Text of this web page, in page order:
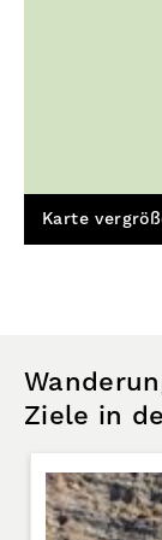
Karte
Ziele in